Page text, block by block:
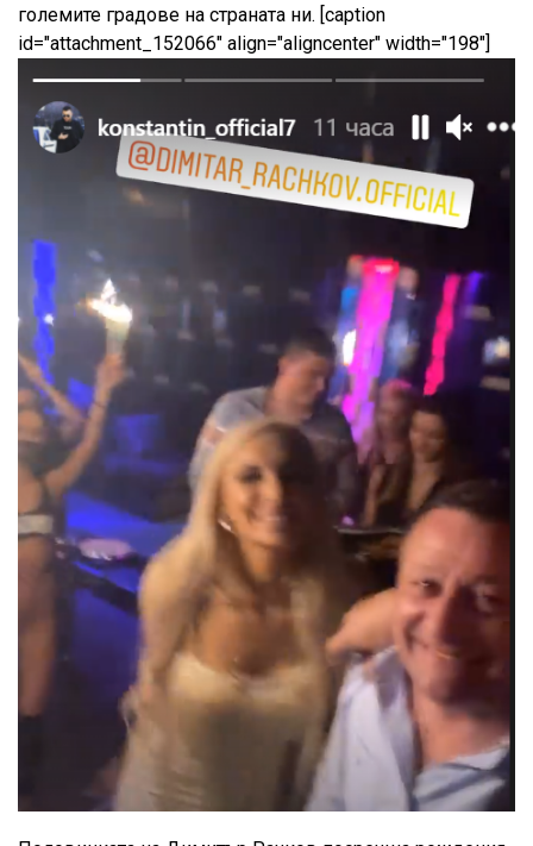
големите градове на страната ни. [caption
id="attachment_152066" align="aligncenter" width="198"]